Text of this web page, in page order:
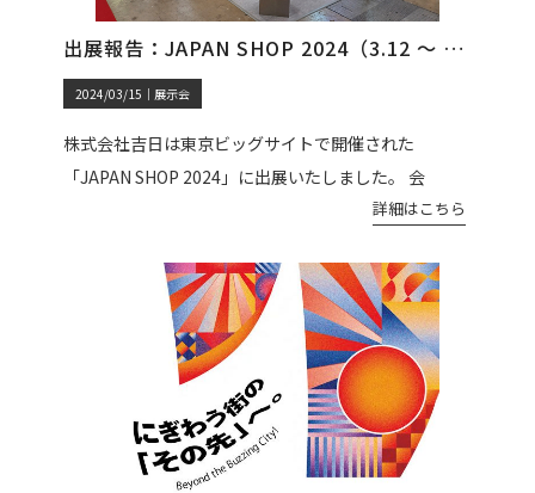
出展報告：JAPAN SHOP 2024（3.12 ～ 3.15）
2024/03/15｜展示会
株式会社吉日は東京ビッグサイトで開催された
「JAPAN SHOP 2024」に出展いたしました。 会
詳細はこちら